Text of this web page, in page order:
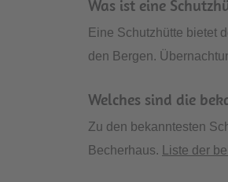
Was ist eine
Eine Schutzhütte bietet
den Bergen.
Welches sind die
Zu den bekanntesten
Becherhaus.
Liste der